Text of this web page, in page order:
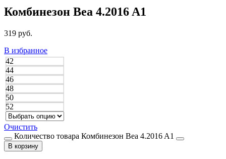
Комбинезон Bea 4.2016 A1
319 руб.
В избранное
42
44
46
48
50
52
Очистить
Количество товара Комбинезон Bea 4.2016 A1
В корзину